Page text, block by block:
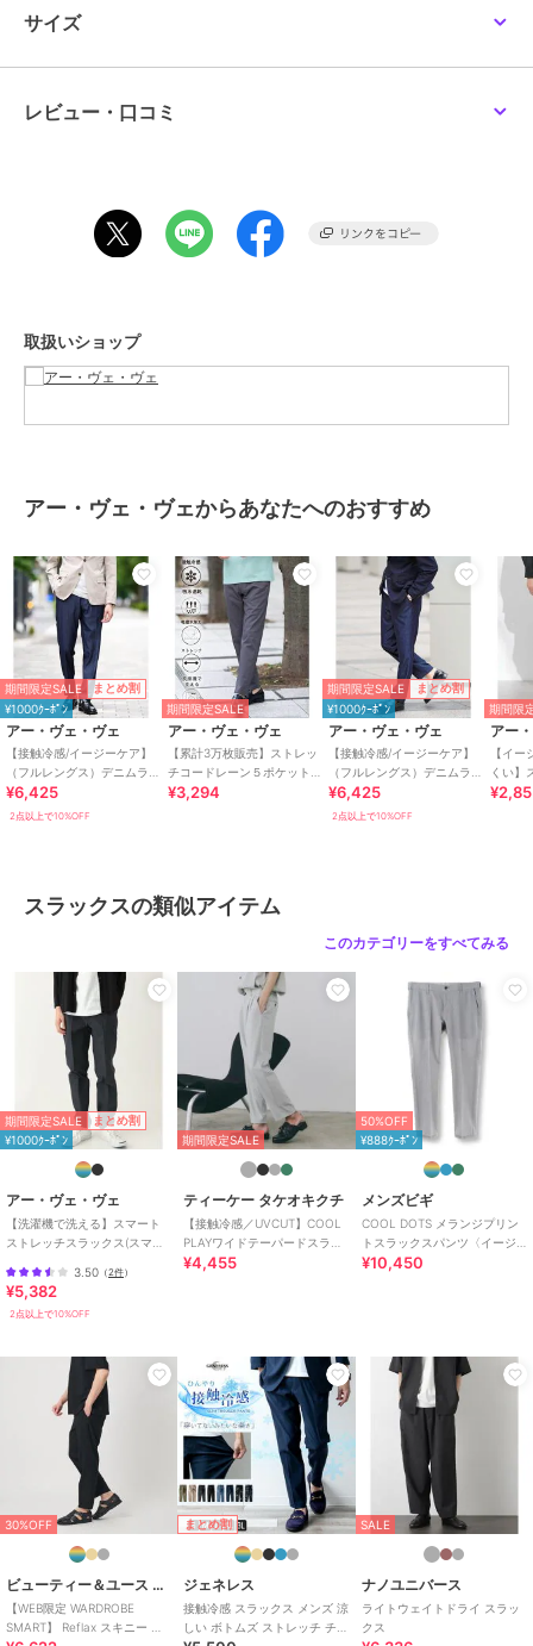
レングスはアンクル丈（くるぶし丈）で涼しく履けるため、お洒落見
え＆夏にぴったりです。
【素材】
・着用時も洗っても、しわが気にならないイージーケア
・ご自宅の洗濯機で洗っていただけるので、ケアも楽チンです
【スタイリング】
カットソー、シャツなど様々なトップスに合わせられる万能アイテ
◆テーラードジャケット：KHJGD35119
◆アンクルテーパードパンツ：KHLGD26064
◆アンクルスマートスラックス：KHLGD35064
◆フルレングテーパードパンツ：KHLGD22064
◆フルレングススマートスラックス：KHLGD25064
----------------
透け感：なし
裏地：なし
伸縮性：あり
光沢感：ややあり
----------------
■商品のお気に入り登録（ハートマークをクリック）
再入荷通知や値
下げ等、お得なご案内を受けることができます。
----------------
※商品画像は、光の当たり具合やパソコンなどの閲覧環境により実際
の色味と異なって見える場合がございます。
商品の色味の目安は商品単体の画像をご参照ください。
期間限定セール開催中
ブランド
商品カテゴリ パンツ ／スラックス
性別タイプ
メンズ
パンツ ／スラックス
カラー
ネイビー、ダークグレー、ブラッ
ク
サイズ S,M,L,XL,XXL
素材
ネイビー/ダークグレー/ブラッ
ク：ポリエステル 71% レーヨン 2
4% ポリウレタン 5%
商品のお取り扱い方法
サイズ
レビュー・口コミ
取扱いショップ
アー・ヴェ・ヴェからあなたへのおすすめ
期間限定SALE まとめ割
¥1000ｸｰﾎﾟﾝ
アー・ヴェ・ヴェ
【接触冷感/イージーケア】
（フルレングス）デニムライ
クストレッチスマートスラッ
クス
¥6,425
2点以上で10%OFF
期間限定SALE
アー・ヴェ・ヴェ
【累計3万枚販売】ストレッ
チコードレーン５ポケット
SOUKAIベーシックアンクル
¥3,294
期間限定SALE まとめ割
¥1000ｸｰﾎﾟﾝ
アー・ヴェ・ヴェ
【接触冷感/イージーケア】
（フルレングス）デニムライ
クストレッチセミルーズパン
ツ
¥6,425
2点以上で10%OFF
期間限
アー
【イ
くい】
リライ
スラックスの類似アイテム
このカテゴリーをすべてみる
期間限定SALE まとめ割
¥1000ｸｰﾎﾟﾝ
アー・ヴェ・ヴェ
【洗濯機で洗える】スマート
ストレッチスラックス(スマー
3.50 （2件）
¥5,382
2点以上で10%OFF
期間限定SALE
ティーケー タケオキクチ
【接触冷感／UVCUT】COOL
PLAYワイドテーパードスラッ
クス
¥4,455
50%OFF
¥888ｸｰﾎﾟﾝ
メンズビギ
COOL DOTS メランジプリン
トスラックスパンツ〈イージ
ーケア/吸水速乾〉
¥10,450
30%OFF
ビューティー＆ユース ユナイテッドアローズ
【WEB限定 WARDROBE
SMART】 Reflax スキニー ク
まとめ割
ジェネレス
接触冷感 スラックス メンズ 涼
しい ボトムズ ストレッチ チノ
SALE
ナノユニバース
ライトウェイトドライ スラッ
クス